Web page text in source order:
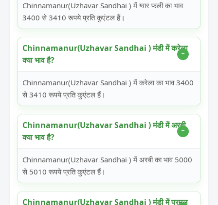
Chinnamanur(Uzhavar Sandhai ) में ग्वार फली का भाव
3400 से 3410 रूपये प्रति कुएंटल हैं।
Chinnamanur(Uzhavar Sandhai ) मंडी में करेला
क्या भाव है?
Chinnamanur(Uzhavar Sandhai ) में करेला का भाव 3400
से 3410 रूपये प्रति कुएंटल हैं।
Chinnamanur(Uzhavar Sandhai ) मंडी में अरबी
क्या भाव है?
Chinnamanur(Uzhavar Sandhai ) में अरबी का भाव 5000
से 5010 रूपये प्रति कुएंटल हैं।
Chinnamanur(Uzhavar Sandhai ) मंडी में परमल